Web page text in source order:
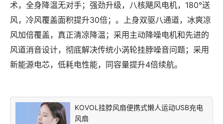
术，全身降温无对手；强劲升级，八核飓风电机，180°送
风，冷风覆盖面积提升30倍；。上身双驱八通道，冰爽凉
风加倍覆盖，真正清凉降温；采用主动降噪电机和先进的
风道消音设计，彻底解决传统小涡轮挂脖噪音问题；采用
新能源电芯，低耗电性能，同容量提升4倍续航。
KOVOL挂脖风扇便携式懒人运动USB充电
风扇